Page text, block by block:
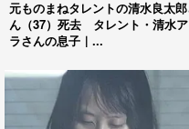
元ものまねタレントの清水良太郎
ん（37）死去 タレント・清水
ラさんの息子｜...